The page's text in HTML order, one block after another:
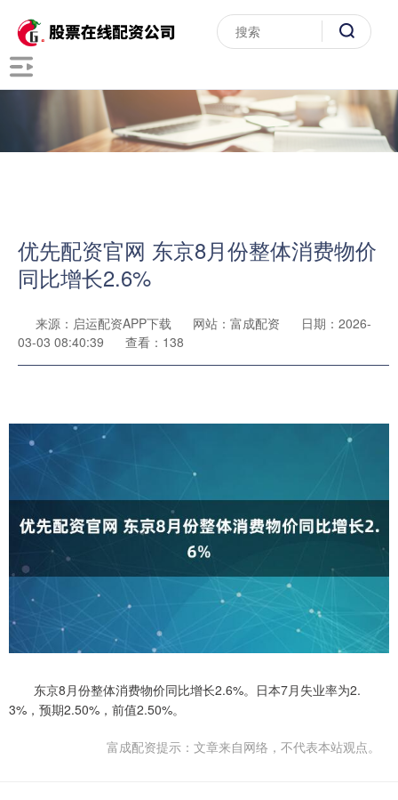
优先配资官网 东京8月份整体消费物价
同比增长2.6%
来源：启运配资APP下载 网站：富成配资
日期：2026-
03-03 08:40:39
查看：138
东京8月份整体消费物价同比增长2.6%。日本7月失业率为2.
3%，预期2.50%，前值2.50%。
富成配资提示：文章来自网络，不代表本站观点。